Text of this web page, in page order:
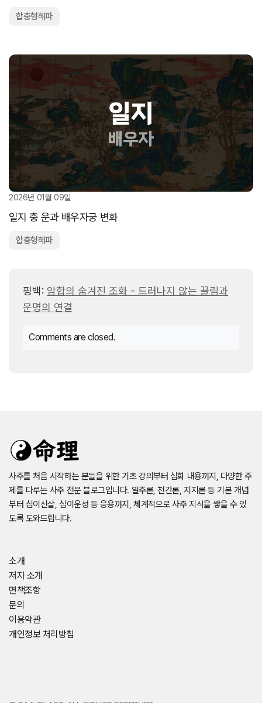
합충형해파
2026년 01월 09일
일지 충 운과 배우자궁 변화
합충형해파
핑백: 암합의 숨겨진 조화 - 드러나지 않는 끌림과
운명의 연결
Comments are closed.
사주를 처음 시작하는 분들을 위한 기초 강의부터 심화 내용까지, 다양한 주
제를 다루는 사주 전문 블로그입니다. 일주론, 천간론, 지지론 등 기본 개념
부터 십이신살, 십이운성 등 응용까지, 체계적으로 사주 지식을 쌓을 수 있
도록 도와드립니다.
소개
저자 소개
면책조항
문의
이용약관
개인정보 처리방침